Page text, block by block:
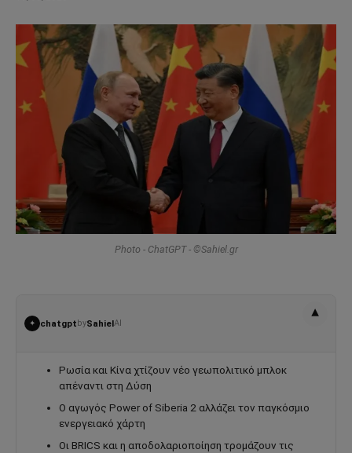
Photo - ChatGPT - ©Sahiel.gr
✦ chatgpt bySahielAI
▾
Ρωσία και Κίνα χτίζουν νέο γεωπολιτικό μπλοκ
απέναντι στη Δύση
Ο αγωγός Power of Siberia 2 αλλάζει τον παγκόσμιο
ενεργειακό χάρτη
Οι BRICS και η αποδολαριοποίηση τρομάζουν τις